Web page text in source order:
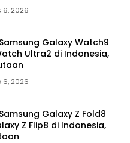
6, 2026
Galaxy Watch9
Ultra2 di Indonesia,
6, 2026
Galaxy Z Fold8
Z Flip8 di Indonesia,